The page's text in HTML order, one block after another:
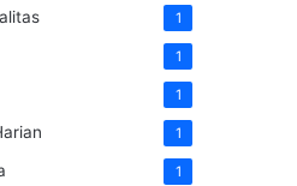
1
1
1
1
1